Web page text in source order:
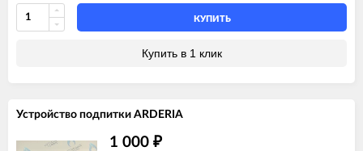
КУПИТЬ
Купить в 1 клик
Устройство подпитки ARDERIA
1 000 ₽